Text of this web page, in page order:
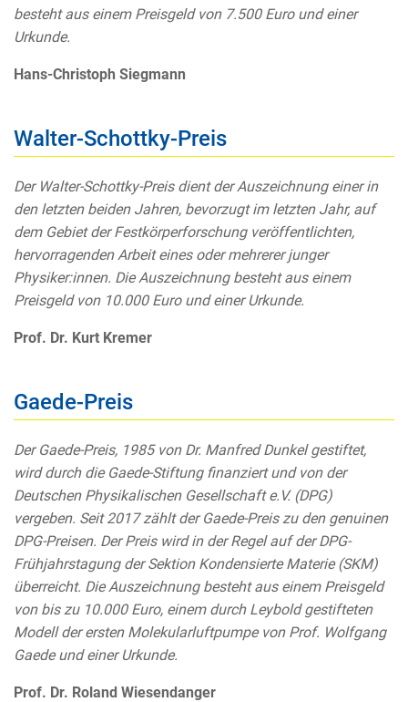
besteht aus einem Preisgeld von 7.500 Euro und einer
Urkunde.
Hans-Christoph Siegmann
Walter-Schottky-Preis
Der Walter-Schottky-Preis dient der Auszeichnung einer in
den letzten beiden Jahren, bevorzugt im letzten Jahr, auf
dem Gebiet der Festkörperforschung veröffentlichten,
hervorragenden Arbeit eines oder mehrerer junger
Physiker:innen. Die Auszeichnung besteht aus einem
Preisgeld von 10.000 Euro und einer Urkunde.
Prof. Dr. Kurt Kremer
Gaede-Preis
Der Gaede-Preis, 1985 von Dr. Manfred Dunkel gestiftet,
wird durch die Gaede-Stiftung finanziert und von der
Deutschen Physikalischen Gesellschaft e.V. (DPG)
vergeben. Seit 2017 zählt der Gaede-Preis zu den genuinen
DPG-Preisen. Der Preis wird in der Regel auf der DPG-
Frühjahrstagung der Sektion Kondensierte Materie (SKM)
überreicht. Die Auszeichnung besteht aus einem Preisgeld
von bis zu 10.000 Euro, einem durch Leybold gestifteten
Modell der ersten Molekularluftpumpe von Prof. Wolfgang
Gaede und einer Urkunde.
Prof. Dr. Roland Wiesendanger